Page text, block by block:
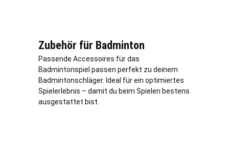
Zubehör für Badminton
Passende Accessoires für das
Badmintonspiel passen perfekt zu deinem
Badmintonschläger. Ideal für ein optimiertes
Spielerlebnis – damit du beim Spielen bestens
ausgestattet bist.